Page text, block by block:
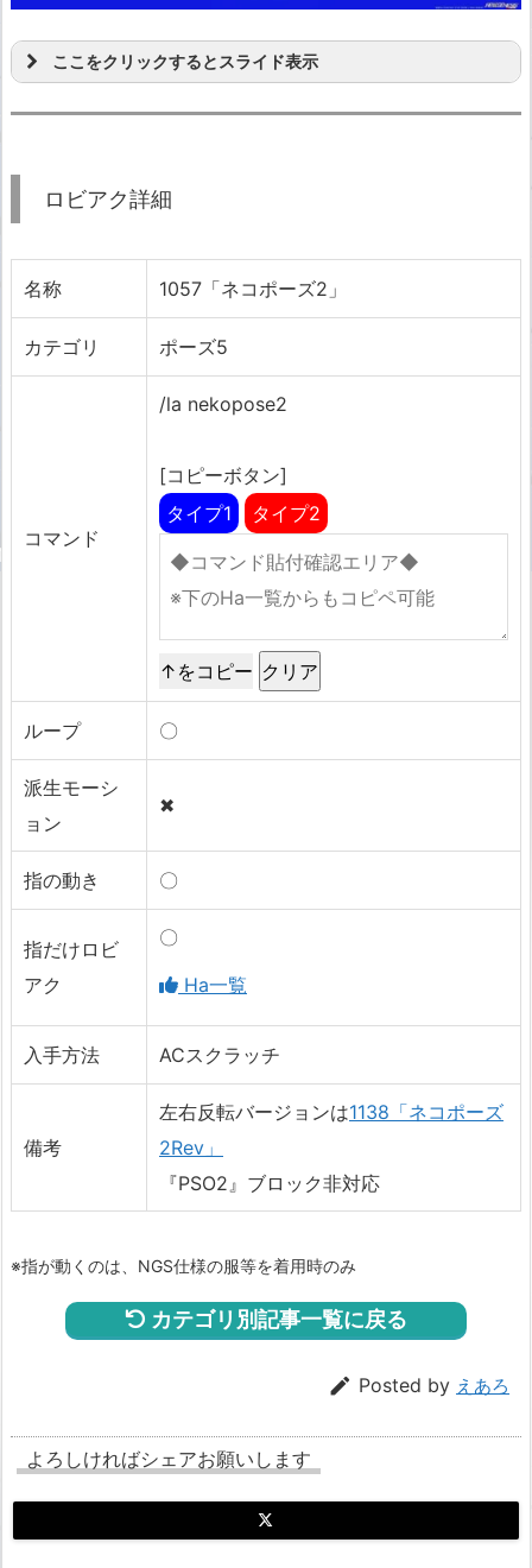
ここをクリックするとスライド表示
ロビアク詳細
名称 1057「ネコポーズ2」
カテゴリ ポーズ5
コマンド
/la nekopose2
[コピーボタン]
タイプ1
タイプ2
↑をコピー
ループ 〇
派生モーシ
ョン
✖
指の動き 〇
指だけロビ
アク
〇
Ha一覧
入手方法 ACスクラッチ
備考
左右反転バージョンは1138「ネコポーズ
2Rev」
『PSO2』ブロック非対応
※指が動くのは、NGS仕様の服等を着用時のみ
カテゴリ別記事一覧に戻る
 Posted by えあろ
よろしければシェアお願いします